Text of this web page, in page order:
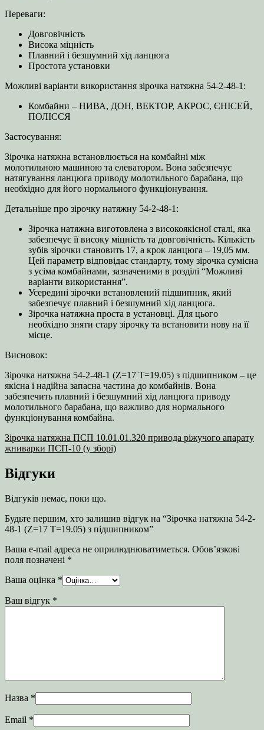
Переваги:
Довговічність
Висока міцність
Плавний і безшумний хід ланцюга
Простота установки
Можливі варіанти використання зірочка натяжна 54-2-48-1:
Комбайни – НИВА, ДОН, ВЕКТОР, АКРОС, ЄНІСЕЙ,
ПОЛІССЯ
Застосування:
Зірочка натяжна встановлюється на комбайні між
молотильною машиною та елеватором. Вона забезпечує
натягування ланцюга приводу молотильного барабана, що
необхідно для його нормального функціонування.
Детальніше про зірочку натяжну 54-2-48-1:
Зірочка натяжна виготовлена з високоякісної сталі, яка
забезпечує її високу міцність та довговічність. Кількість
зубів зірочки становить 17, а крок ланцюга – 19,05 мм.
Цей параметр відповідає стандарту, тому зірочка сумісна
з усіма комбайнами, зазначеними в розділі “Можливі
варіанти використання”.
Усередині зірочки встановлений підшипник, який
забезпечує плавний і безшумний хід ланцюга.
Зірочка натяжна проста в установці. Для цього
необхідно зняти стару зірочку та встановити нову на її
місце.
Висновок:
Зірочка натяжна 54-2-48-1 (Z=17 T=19.05) з підшипником – це
якісна і надійна запасна частина до комбайнів. Вона
забезпечить плавний і безшумний хід ланцюга приводу
молотильного барабана, що важливо для нормального
функціонування комбайна.
Зірочка натяжна ПСП 10.01.01.320 привода ріжучого апарату
жниварки ПСП-10 (у зборі)
Відгуки
Відгуків немає, поки що.
Будьте першим, хто залишив відгук на “Зірочка натяжна 54-2-
48-1 (Z=17 T=19.05) з підшипником”
Ваша e-mail адреса не оприлюднюватиметься. Обов’язкові
поля позначені *
Ваша оцінка *
Ваш відгук *
Назва *
Email *